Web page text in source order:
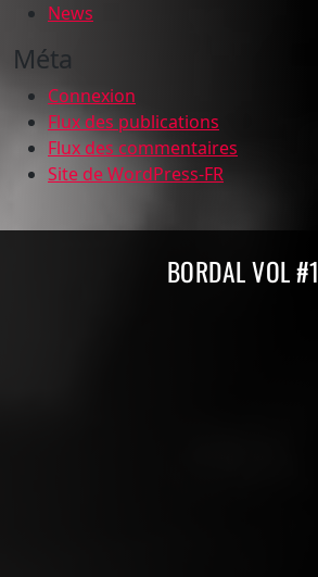
News
Méta
Connexion
Flux des publications
Flux des commentaires
Site de WordPress-FR
BORDAL VOL #1